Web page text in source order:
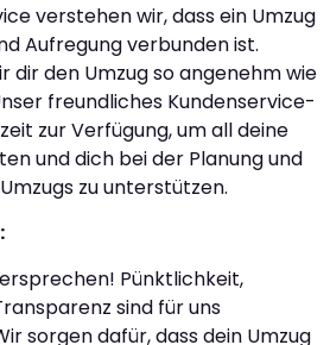
verstehen wir, dass ein Umzug
Aufregung verbunden ist.
dir den Umzug so angenehm wie
freundliches Kundenservice-
zur Verfügung, um all deine
und dich bei der Planung und
zu unterstützen.
Pünktlichkeit,
sind für uns
sorgen dafür, dass dein Umzug